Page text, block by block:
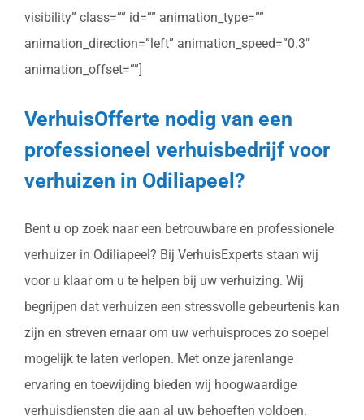
visibility” class=”” id=”” animation_type=””
animation_direction=”left” animation_speed=”0.3″
animation_offset=””]
VerhuisOfferte nodig van een
professioneel verhuisbedrijf voor
verhuizen in Odiliapeel?
Bent u op zoek naar een betrouwbare en professionele
verhuizer in Odiliapeel? Bij VerhuisExperts staan wij
voor u klaar om u te helpen bij uw verhuizing. Wij
begrijpen dat verhuizen een stressvolle gebeurtenis kan
zijn en streven ernaar om uw verhuisproces zo soepel
mogelijk te laten verlopen. Met onze jarenlange
ervaring en toewijding bieden wij hoogwaardige
verhuisdiensten die aan al uw behoeften voldoen.